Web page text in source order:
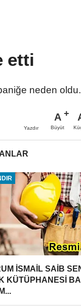
etti
neden
Yazdır
A
Büyüt
İSMAİL SAİB
KÜTÜPHANESİ